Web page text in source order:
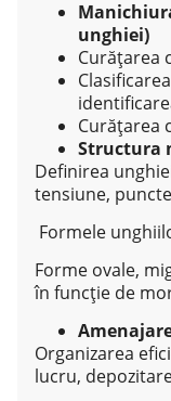
unghiei)
Curățarea
Curățarea
Structura
Definirea
tensiune,
Formele
Forme ovale,
în funcție de
Organizarea
lucru,